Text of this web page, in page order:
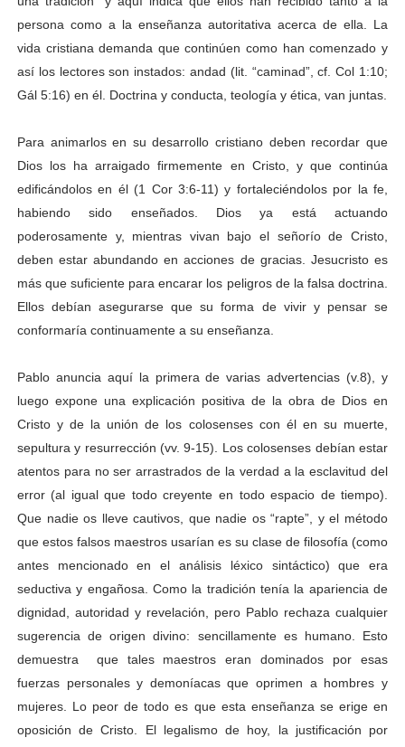
persona como a la enseñanza autoritativa acerca de ella. La
vida cristiana demanda que continúen como han comenzado y
así los lectores son instados: andad (lit. “caminad”, cf. Col 1:10;
Gál 5:16) en él. Doctrina y conducta, teología y ética, van juntas.
Para animarlos en su desarrollo cristiano deben recordar que
Dios los ha arraigado firmemente en Cristo, y que continúa
edificándolos en él (1 Cor 3:6-11) y fortaleciéndolos por la fe,
habiendo sido enseñados. Dios ya está actuando
poderosamente y, mientras vivan bajo el señorío de Cristo,
deben estar abundando en acciones de gracias. Jesucristo es
más que suficiente para encarar los peligros de la falsa doctrina.
Ellos debían asegurarse que su forma de vivir y pensar se
conformaría continuamente a su enseñanza.
Pablo anuncia aquí la primera de varias advertencias (v.8), y
luego expone una explicación positiva de la obra de Dios en
Cristo y de la unión de los colosenses con él en su muerte,
sepultura y resurrección (vv. 9-15). Los colosenses debían estar
atentos para no ser arrastrados de la verdad a la esclavitud del
error (al igual que todo creyente en todo espacio de tiempo).
Que nadie os lleve cautivos, que nadie os “rapte”, y el método
que estos falsos maestros usarían es su clase de filosofía (como
antes mencionado en el análisis léxico sintáctico) que era
seductiva y engañosa. Como la tradición tenía la apariencia de
dignidad, autoridad y revelación, pero Pablo rechaza cualquier
sugerencia de origen divino: sencillamente es humano. Esto
demuestra que tales maestros eran dominados por esas
fuerzas personales y demoníacas que oprimen a hombres y
mujeres. Lo peor de todo es que esta enseñanza se erige en
oposición de Cristo. El legalismo de hoy, la justificación por